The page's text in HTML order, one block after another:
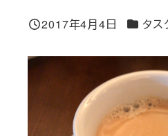
投稿日
2017年4月4日 カテゴ
タス